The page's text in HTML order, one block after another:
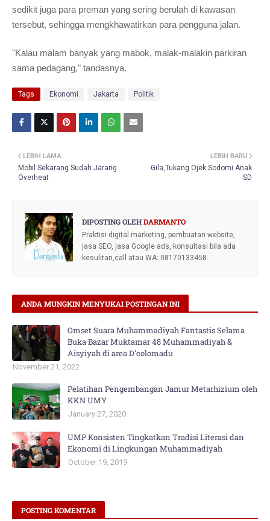
sedikit juga para preman yang sering berulah di kawasan
tersebut, sehingga mengkhawatirkan para pengguna jalan.
"Kalau malam banyak yang mabok, malak-malakin parkiran
sama pedagang," tandasnya.
Tags Ekonomi Jakarta Politik
LEBIH BARU
Gila,Tukang Ojek Sodomi Anak
SD
LEBIH LAMA
Mobil Sekarang Sudah Jarang
Overheat
DIPOSTING OLEHDARMANTO
Praktisi digital marketing, pembuatan website,
jasa SEO, jasa Google ads, konsultasi bila ada
kesulitan,call atau WA: 08170133458.
ANDA MUNGKIN MENYUKAI POSTINGAN INI
Omset Suara Muhammadiyah Fantastis Selama
Buka Bazar Muktamar 48 Muhammadiyah &
Aisyiyah di area D'colomadu
November 21, 2022
Pelatihan Pengembangan Jamur Metarhizium oleh
KKN UMY
January 27, 2020
UMP Konsisten Tingkatkan Tradisi Literasi dan
Ekonomi di Lingkungan Muhammadiyah
October 19, 2019
POSTING KOMENTAR